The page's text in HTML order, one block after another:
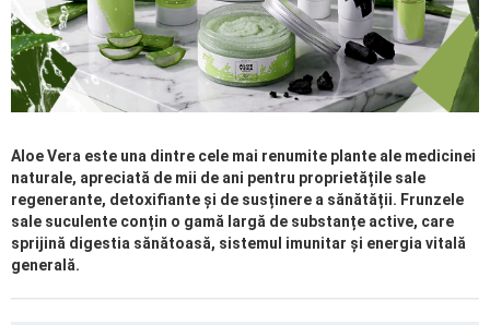
Aloe Vera este una dintre cele mai renumite plante ale medicinei
naturale, apreciată de mii de ani pentru proprietățile sale
regenerante, detoxifiante și de susținere a sănătății. Frunzele
sale suculente conțin o gamă largă de substanțe active, care
sprijină digestia sănătoasă, sistemul imunitar și energia vitală
generală.